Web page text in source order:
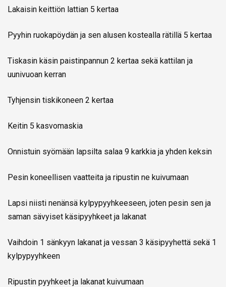
Lakaisin keittiön lattian 5 kertaa
Pyyhin ruokapöydän ja sen alusen kostealla rätillä 5 kertaa
Tiskasin käsin paistinpannun 2 kertaa sekä kattilan ja
uunivuoan kerran
Tyhjensin tiskikoneen 2 kertaa
Keitin 5 kasvomaskia
Onnistuin syömään lapsilta salaa 9 karkkia ja yhden keksin
Pesin koneellisen vaatteita ja ripustin ne kuivumaan
Lapsi niisti nenänsä kylpypyyhkeeseen, joten pesin sen ja
saman sävyiset käsipyyhkeet ja lakanat
Vaihdoin 1 sänkyyn lakanat ja vessan 3 käsipyyhettä sekä 1
kylpypyyhkeen
Ripustin pyyhkeet ja lakanat kuivumaan